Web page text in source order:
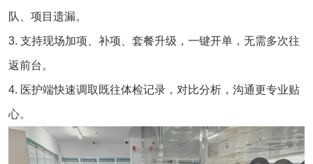
队、项目遗漏。
3. 支持现场加项、补项、套餐升级，一键开单，无需多次往
返前台。
4. 医护端快速调取既往体检记录，对比分析，沟通更专业贴
心。